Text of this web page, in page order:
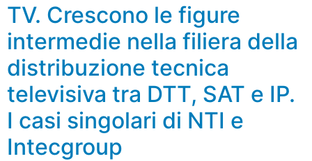
TV. Crescono le figure
intermedie nella filiera della
distribuzione tecnica
televisiva tra DTT, SAT e IP.
I casi singolari di NTI e
Intecgroup